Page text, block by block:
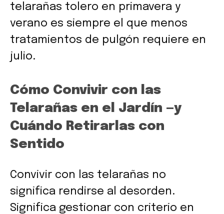
telarañas tolero en primavera y
verano es siempre el que menos
tratamientos de pulgón requiere en
julio.
Cómo Convivir con las
Telarañas en el Jardín —y
Cuándo Retirarlas con
Sentido
Convivir con las telarañas no
significa rendirse al desorden.
Significa gestionar con criterio en